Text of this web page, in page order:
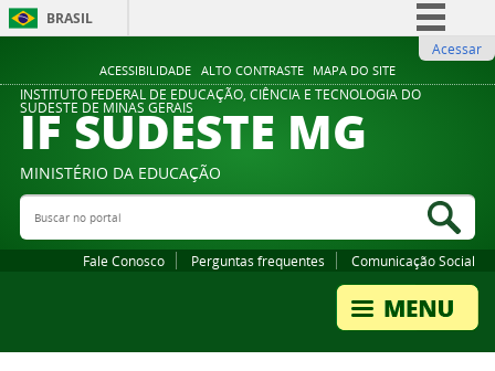
ACESSIBILIDADE ALTO CONTRASTE MAPA DO SITE
BRASIL
Comunica BR
Participe
Legislação
Acessar
INSTITUTO FEDERAL DE EDUCAÇÃO, CIÊNCIA E TECNOLOGIA DO
SUDESTE DE MINAS GERAIS
IF SUDESTE MG
MINISTÉRIO DA EDUCAÇÃO
Buscar no portal
Fale Conosco Perguntas frequentes Comunicação Social